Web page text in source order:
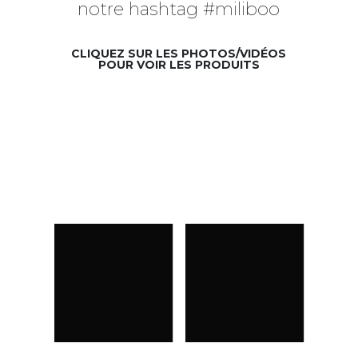
notre hashtag #miliboo
CLIQUEZ SUR LES PHOTOS/VIDÉOS
POUR VOIR LES PRODUITS